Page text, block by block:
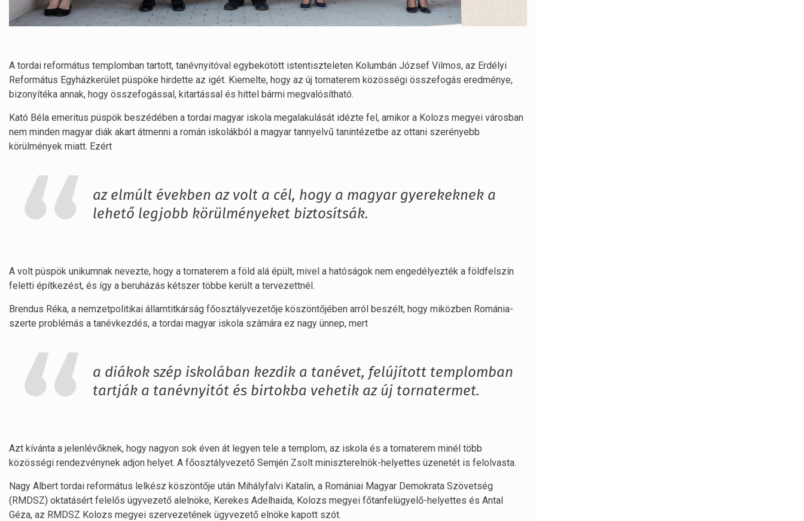
A tordai református templomban tartott, tanévnyitóval egybekötött istentiszteleten Kolumbán József Vilmos, az Erdélyi
Református Egyházkerület püspöke hirdette az igét. Kiemelte, hogy az új tornaterem közösségi összefogás eredménye,
bizonyítéka annak, hogy összefogással, kitartással és hittel bármi megvalósítható.
Kató Béla emeritus püspök beszédében a tordai magyar iskola megalakulását idézte fel, amikor a Kolozs megyei városban
nem minden magyar diák akart átmenni a román iskolákból a magyar tannyelvű tanintézetbe az ottani szerényebb
körülmények miatt. Ezért
az elmúlt években az volt a cél, hogy a magyar gyerekeknek a
lehető legjobb körülményeket biztosítsák.
A volt püspök unikumnak nevezte, hogy a tornaterem a föld alá épült, mivel a hatóságok nem engedélyezték a földfelszín
feletti építkezést, és így a beruházás kétszer többe került a tervezettnél.
Brendus Réka, a nemzetpolitikai államtitkárság főosztályvezetője köszöntőjében arról beszélt, hogy miközben Románia-
szerte problémás a tanévkezdés, a tordai magyar iskola számára ez nagy ünnep, mert
a diákok szép iskolában kezdik a tanévet, felújított templomban
tartják a tanévnyitót és birtokba vehetik az új tornatermet.
Azt kívánta a jelenlévőknek, hogy nagyon sok éven át legyen tele a templom, az iskola és a tornaterem minél több
közösségi rendezvénynek adjon helyet. A főosztályvezető Semjén Zsolt miniszterelnök-helyettes üzenetét is felolvasta.
Nagy Albert tordai református lelkész köszöntője után Mihályfalvi Katalin, a Romániai Magyar Demokrata Szövetség
(RMDSZ) oktatásért felelős ügyvezető alelnöke, Kerekes Adelhaida, Kolozs megyei főtanfelügyelő-helyettes és Antal
Géza, az RMDSZ Kolozs megyei szervezetének ügyvezető elnöke kapott szót.